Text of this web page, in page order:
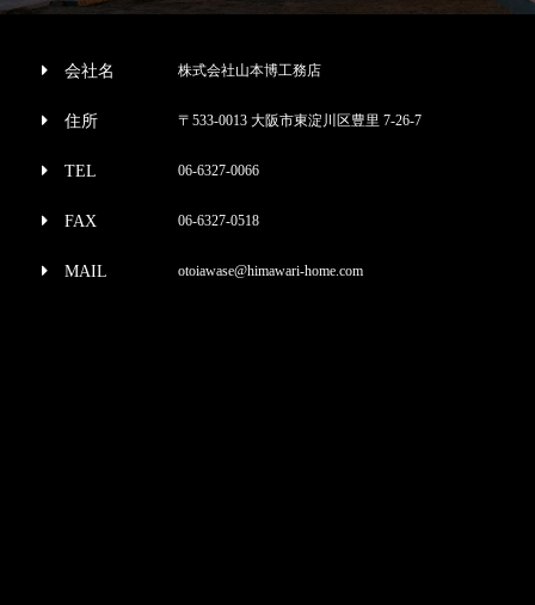
会社名 株式会社山本博工務店
住所 〒533-0013 大阪市東淀川区豊里 7-26-7
TEL 06-6327-0066
FAX 06-6327-0518
MAIL otoiawase@himawari-home.com